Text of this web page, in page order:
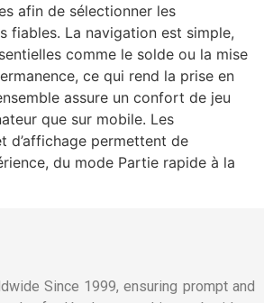
afin de sélectionner les
fiables. La navigation est simple,
comme le solde ou la mise
ce qui rend la prise en
assure un confort de jeu
que sur mobile. Les
d’affichage permettent de
du mode Partie rapide à la
Since 1999, ensuring prompt and